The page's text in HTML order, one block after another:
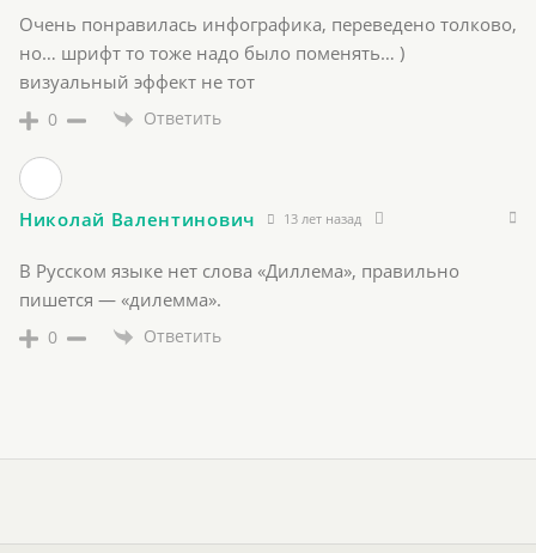
Очень понравилась инфографика, переведено толково,
но… шрифт то тоже надо было поменять… )
визуальный эффект не тот
0 Ответить
Николай Валентинович 13 лет назад
В Русском языке нет слова «Диллема», правильно
пишется — «дилемма».
0 Ответить